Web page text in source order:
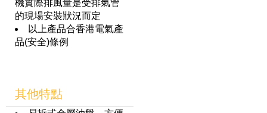
機實際排風量是受排氣管
的現場安裝狀況而定
以上產品合香港電氣產
品(安全)條例
其他特點